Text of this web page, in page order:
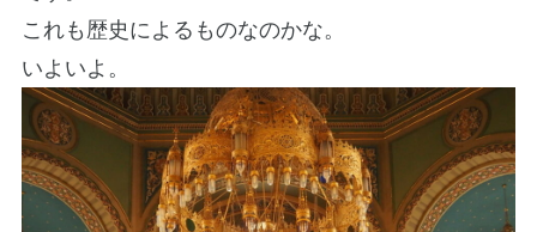
これも歴史によるものなのかな。
いよいよ。